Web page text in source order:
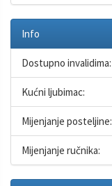
Info
Dostupno invalidima:
Kućni ljubimac:
Mijenjanje posteljine:
Mijenjanje ručnika: